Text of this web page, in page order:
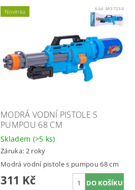
Novinka Kód: MI37234
MODRÁ VODNÍ PISTOLE S
PUMPOU 68 CM
Skladem (>5 ks)
Záruka: 2 roky
Modrá vodní pistole s pumpou 68 cm
311 Kč